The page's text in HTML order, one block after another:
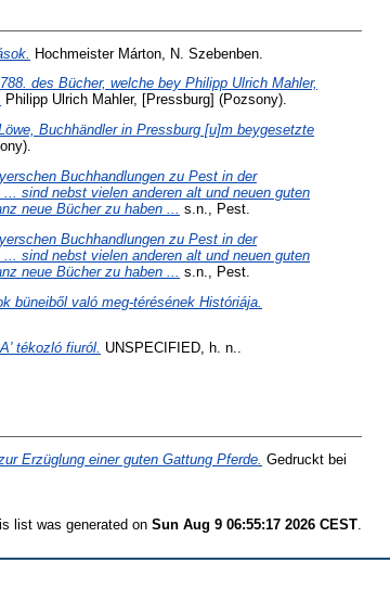
Hochmeister Márton, N. Szebenben.
des Bücher, welche bey Philipp Ulrich Mahler,
Philipp Ulrich Mahler, [Pressburg] (Pozsony).
Buchhändler in Pressburg [u]m beygesetzte
Buchhandlungen zu Pest in der
sind nebst vielen anderen alt und neuen guten
neue Bücher zu haben ...
s.n., Pest.
Buchhandlungen zu Pest in der
sind nebst vielen anderen alt und neuen guten
neue Bücher zu haben ...
s.n., Pest.
büneiből való meg-térésének Históriája.
tékozló fiuról. UNSPECIFIED, h. n..
Erzüglung einer guten Gattung Pferde. Gedruckt bei
list was generated on Sun Aug 9 06:55:17 2026 CEST